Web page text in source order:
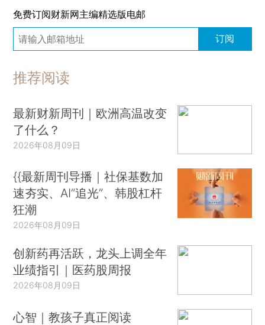
免费订阅财新网主编精选版电邮
订阅
推荐阅读
最新财新周刊｜欧洲高温改变
了什么？
2026年08月09日
{{最新周刊导播｜社保基数加
速夯实、AI“追光”、韩股杠杆
狂潮
2026年08月09日
创新药再活跃，龙头上调全年
业绩指引｜医药股周报
2026年08月09日
心智｜教孩子真正阅读